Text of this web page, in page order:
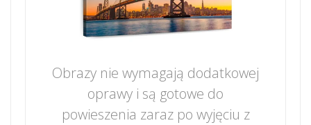
Obrazy nie wymagają dodatkowej
oprawy i są gotowe do
powieszenia zaraz po wyjęciu z